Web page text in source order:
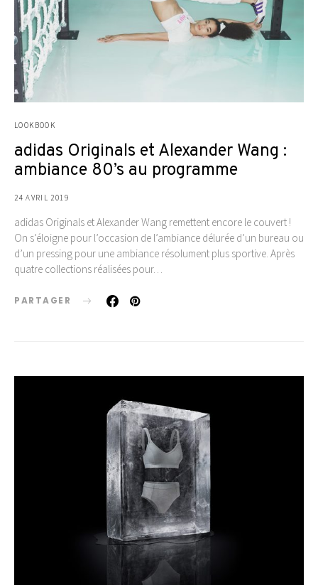
LOOKBOOK
adidas Originals et Alexander Wang :
ambiance 80’s au programme
24 AVRIL 2019
adidas Originals et Alexander Wang remettent encore le couvert !
On s’éloigne pour l’occasion de l’ambiance délurée d’un bureau ou
d’un pressing pour une ambiance résolument plus sportive. Après
quatre collections réalisées pour…
PARTAGER